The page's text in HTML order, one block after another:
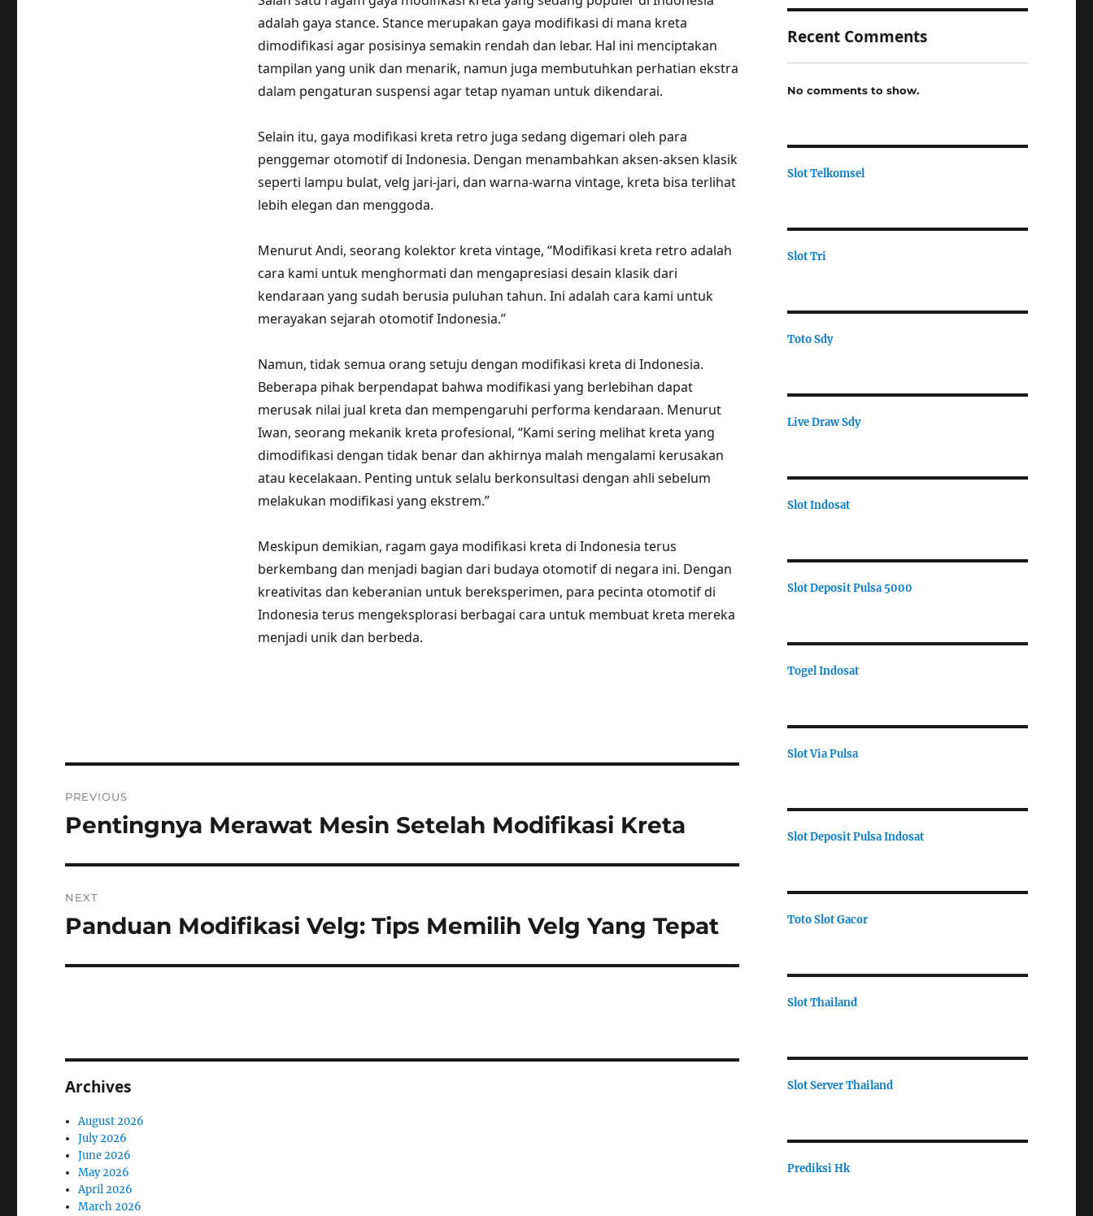
adalah gaya stance. Stance merupakan gaya modifikasi di mana kreta
dimodifikasi agar posisinya semakin rendah dan lebar. Hal ini menciptakan
tampilan yang unik dan menarik, namun juga membutuhkan perhatian ekstra
dalam pengaturan suspensi agar tetap nyaman untuk dikendarai.
Selain itu, gaya modifikasi kreta retro juga sedang digemari oleh para
penggemar otomotif di Indonesia. Dengan menambahkan aksen-aksen klasik
seperti lampu bulat, velg jari-jari, dan warna-warna vintage, kreta bisa terlihat
lebih elegan dan menggoda.
Menurut Andi, seorang kolektor kreta vintage, “Modifikasi kreta retro adalah
cara kami untuk menghormati dan mengapresiasi desain klasik dari
kendaraan yang sudah berusia puluhan tahun. Ini adalah cara kami untuk
merayakan sejarah otomotif Indonesia.”
Namun, tidak semua orang setuju dengan modifikasi kreta di Indonesia.
Beberapa pihak berpendapat bahwa modifikasi yang berlebihan dapat
merusak nilai jual kreta dan mempengaruhi performa kendaraan. Menurut
Iwan, seorang mekanik kreta profesional, “Kami sering melihat kreta yang
dimodifikasi dengan tidak benar dan akhirnya malah mengalami kerusakan
atau kecelakaan. Penting untuk selalu berkonsultasi dengan ahli sebelum
melakukan modifikasi yang ekstrem.”
Meskipun demikian, ragam gaya modifikasi kreta di Indonesia terus
berkembang dan menjadi bagian dari budaya otomotif di negara ini. Dengan
kreativitas dan keberanian untuk bereksperimen, para pecinta otomotif di
Indonesia terus mengeksplorasi berbagai cara untuk membuat kreta mereka
menjadi unik dan berbeda.
navigation
PREVIOUS
Previous
Pentingnya Merawat Mesin Setelah Modifikasi Kreta
NEXT
Next
Panduan Modifikasi Velg: Tips Memilih Velg Yang Tepat
Archives
August 2026
July 2026
June 2026
May 2026
April 2026
March 2026
Recent Comments
No comments to show.
Slot Telkomsel
Slot Tri
Toto Sdy
Live Draw Sdy
Slot Indosat
Slot Deposit Pulsa 5000
Togel Indosat
Slot Via Pulsa
Slot Deposit Pulsa Indosat
Toto Slot Gacor
Slot Thailand
Slot Server Thailand
Prediksi Hk